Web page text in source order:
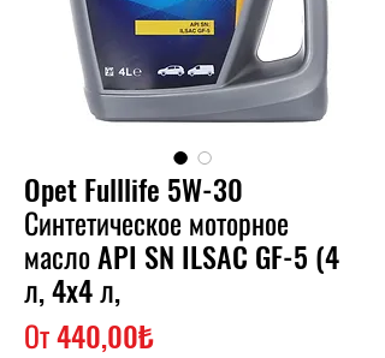
Opet Fulllife 5W-30
Синтетическое моторное
масло API SN ILSAC GF-5 (4
л, 4x4 л,
От440,00₺Спеццена